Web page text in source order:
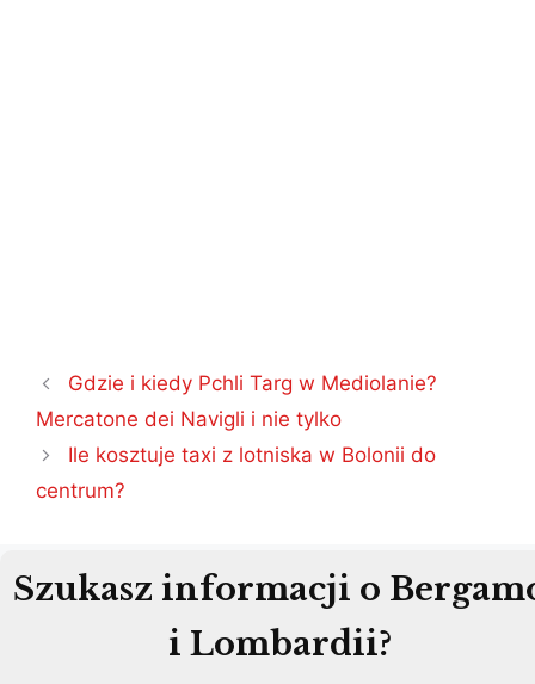
Nawigacja
wpisu
Gdzie i kiedy Pchli Targ w Mediolanie?
Mercatone dei Navigli i nie tylko
Ile kosztuje taxi z lotniska w Bolonii do
centrum?
Szukasz informacji o
i Lombardii?